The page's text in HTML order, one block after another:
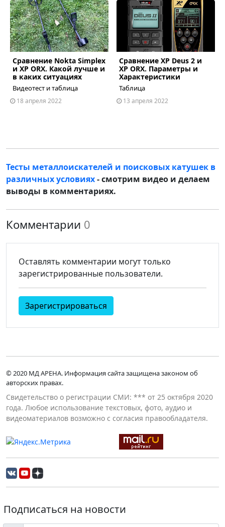
Сравнение Nokta Simplex
и XP ORX. Какой лучше и
в каких cитуациях
Видеотест и таблица
18 апреля 2022
Сравнение XP Deus 2 и
XP ORX. Параметры и
Характеристики
Таблица
13 апреля 2022
Тесты металлоискателей и поисковых катушек в
различных условиях- смотрим видео и делаем
выводы в комментариях.
Комментарии 0
Оставлять комментарии могут только
зарегистрированные пользователи.
Зарегистрироваться
© 2020 МД АРЕНА. Информация сайта защищена законом об
авторских правах.
Свидетельство о регистрации СМИ: *** от 25 октября 2020
года. Любое использование текстовых, фото, аудио и
видеоматериалов возможно с согласия правообладателя.
Подписаться на новости